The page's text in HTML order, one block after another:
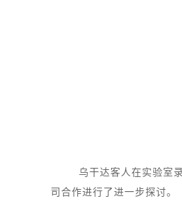
乌干达客人在实验室录制
司合作进行了进一步探讨。